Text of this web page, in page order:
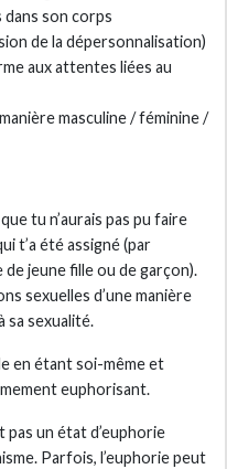
son corps
de la dépersonnalisation)
aux attentes liées au
masculine / féminine /
tu n’aurais pas pu faire
t’a été assigné (par
jeune fille ou de garçon).
sexuelles d’une manière
sa sexualité.
en étant soi-même et
euphorisant.
pas un état d’euphorie
Parfois, l’euphorie peut